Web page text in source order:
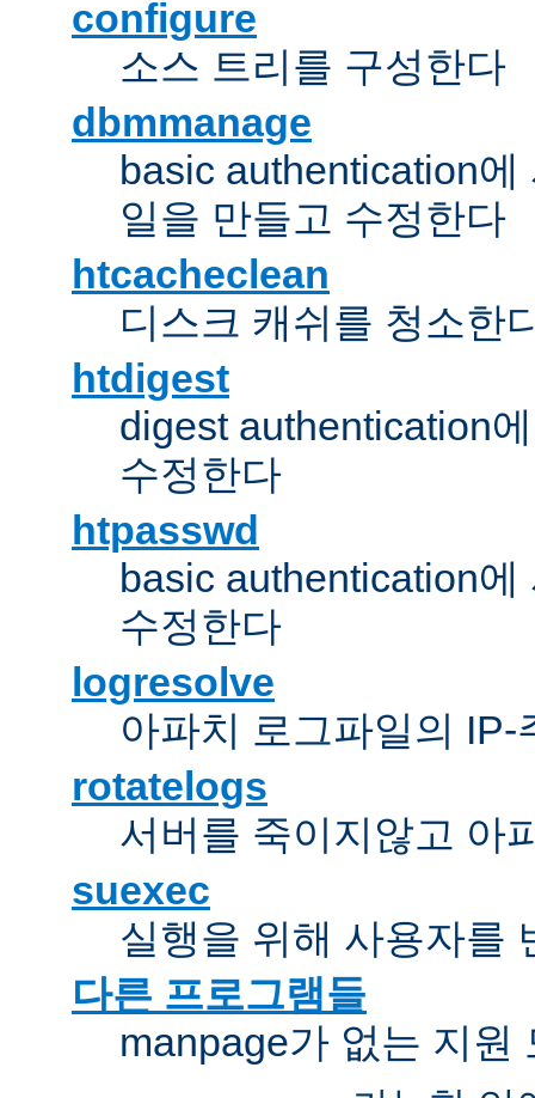
configure
소스 트리를 구성한다
dbmmanage
basic authentication
일을 만들고 수정한다
htcacheclean
디스크 캐쉬를 청소한
htdigest
digest authentication
수정한다
htpasswd
basic authentication
수정한다
logresolve
아파치 로그파일의
rotatelogs
서버를 죽이지않고 아
suexec
실행을 위해 사용자를
다른 프로그램들
manpage가 없는 지원